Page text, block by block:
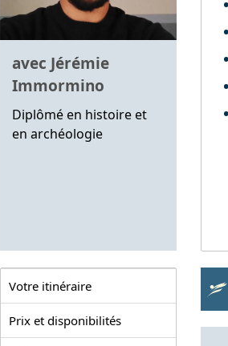
avec Jérémie
Immormino
Diplômé en histoire et
en archéologie
Votre itinéraire
Prix et disponibilités